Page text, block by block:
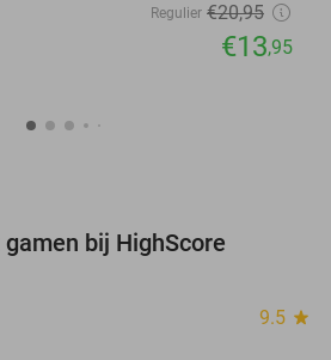
Regulier €20,95
€13,95
bij HighScore
9.5 star